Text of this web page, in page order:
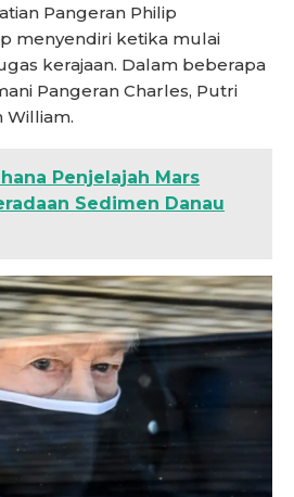
Pangeran Philip
menyendiri ketika mulai
kerajaan. Dalam beberapa
Pangeran Charles, Putri
William.
Penjelajah Mars
Sedimen Danau